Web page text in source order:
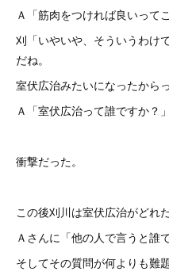
Ａ「筋肉をつければ良いって
刈「いやいや、そういうわけ
だね。
室伏広治みたいになったから
Ａ「室伏広治って誰ですか？」
衝撃だった。
この後刈川は室伏広治がどれ
Ａさんに「他の人で言うと誰
そしてその質問が何よりも難